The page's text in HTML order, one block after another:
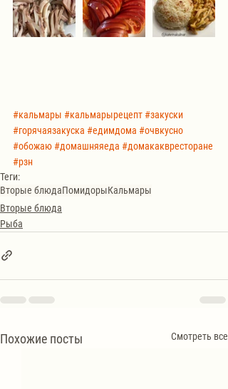
#кальмары #кальмарырецепт#закуски
#горячаязакуска #едимдома #очвкусно
#обожаю#домашняяеда #домакаквресторане
#рзн
Теги:
Вторые блюдаПомидорыКальмары
Вторые блюда
Рыба
Похожие посты Смотреть все